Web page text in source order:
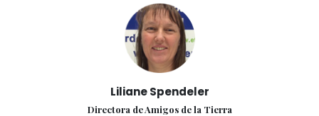
Liliane Spendeler
Directora de Amigos de la Tierra